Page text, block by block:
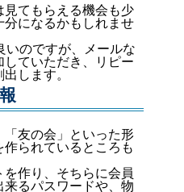
てもらえる機会も少
分になるかもしれませ
いのですが、メールな
していただき、リピー
します。
友の会」といった形
られているところも
作り、そちらに会員
るパスワードや、物